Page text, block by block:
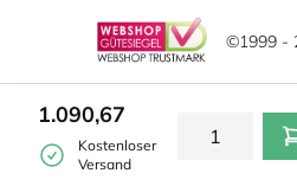
1.090,67
Kostenloser
Versand
©1999 -
Haftungsausschluss
Allgemeine